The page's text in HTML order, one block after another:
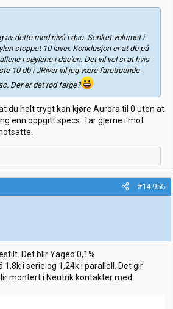
av dette med nivå i dac. Senket volumet i
stoppet 10 laver. Konklusjon er at db på
i søylene i dac'en. Det vil vel si at hvis
10 db i JRiver vil jeg være faretruende
Der er det rød farge?
du helt trygt kan kjøre Aurora til 0 uten at
enn oppgitt specs. Tar gjerne i mot
#14.956
Det blir Yageo 0,1%
i serie og 1,24k i parallell. Det gir
montert i Neutrik kontakter med